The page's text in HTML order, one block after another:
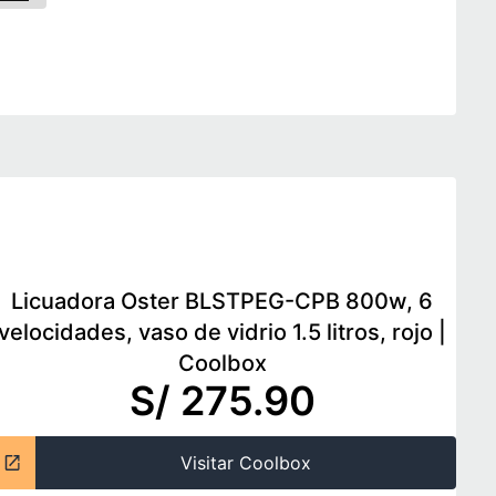
Licuadora Oster BLSTPEG-CPB 800w, 6
vaso de vidrio 1.5 litros, rojo
Coolbox
S/ 275.90
Visitar Coolbox